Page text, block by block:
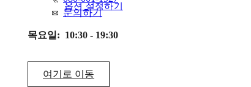
문의하기
목요일: 10:30 - 19:30
여기로 이동
모든 쿠키 허용 옵션 설정하기